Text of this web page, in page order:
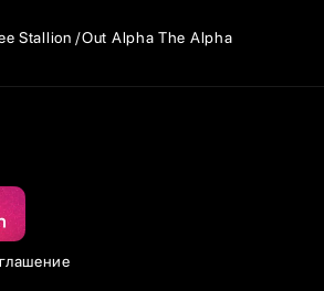
Stallion Out Alpha The Alpha